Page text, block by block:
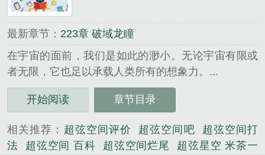
最新章节： 223章 破域龙瞳
在宇宙的面前，我们是如此的渺小。无论宇宙有限或
者无限，它也足以承载人类所有的想象力。...
《超弦星空》是米茶一味精心创作的科幻类小说。
开始阅读
章节目录
相关推荐： 超弦空间评价 超弦空间吧
超弦空间打
法
超弦空间 百科 超弦空间烂尾
超弦星空 米茶一